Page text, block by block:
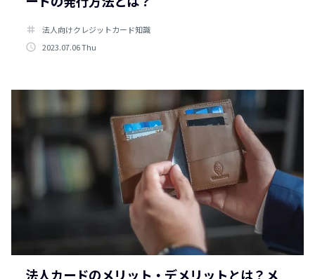
tag
法人向けクレジットカード知識
access_time 2023.07.06 Thu
法人カードのメリット・デメリットとは？メ